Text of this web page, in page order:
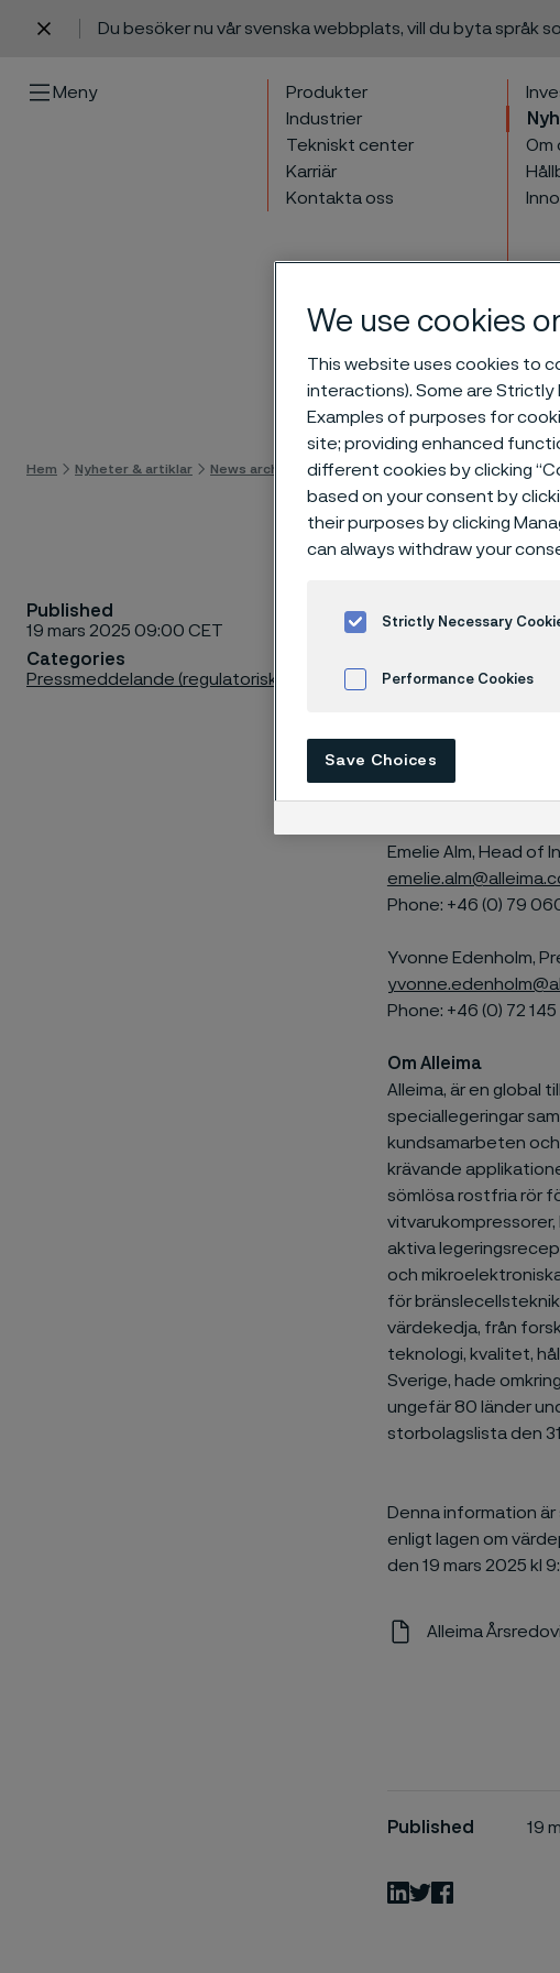
Du besöker nu vår svenska webbplats, vill du byta språk
Meny
Produkter
Industrier
Tekniskt center
Karriär
Kontakta oss
Om
Gå till
Hem Nyheter & artiklar News archive Alleima publicerar sin årsredovisning
Published
19 mars 2025 09:00 CET
Categories
Pressmeddelande (regulatoriskt)
Alleima har idag
Alleima AB (publ)
Kontaktuppgifter
Emelie Alm, Head of
Phone: +46 (0) 79
Yvonne Edenholm,
Phone: +46 (0) 72 145
Om Alleima
Alleima, är en global
speciallegeringar
kundsamarbeten
krävande
sömlösa rostfria rör
aktiva
och
för
värdekedja, från
teknologi, kvalitet,
Sverige, hade
ungefär 80 länder
storbolagslista den 31
Denna information
enligt lagen om
den 19 mars 2025 kl
Alleima
Published 19
LinkedIn
Twitter
We use cookies
This website uses cookies to
interactions). Some are
Examples of purposes for
site; providing enhanced
different cookies by clicking
based on your consent by
their purposes by clicking
can always withdraw your
Strictly Necessary
Performance Cookies
Save Choices